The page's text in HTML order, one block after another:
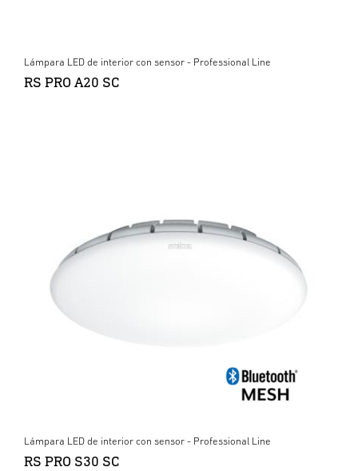
Lámpara LED de interior con sensor - Professional Line
RS PRO A20 SC
Lámpara LED de interior con sensor - Professional Line
RS PRO S30 SC